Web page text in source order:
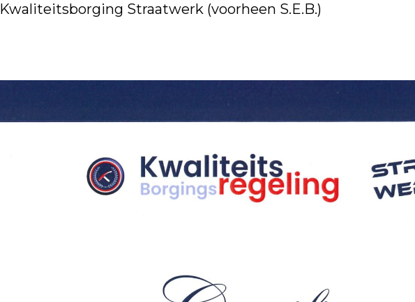
Kwaliteitsborging Straatwerk (voorheen S.E.B.)